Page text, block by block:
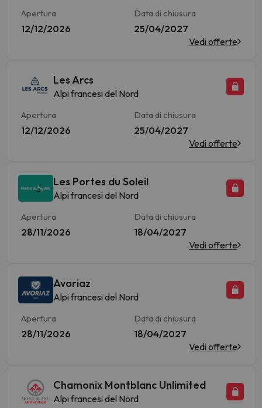
Apertura
12/12/2026
Data di chiusura
25/04/2027
Vedi offerte
Les Arcs
Alpi francesi del Nord
Apertura
12/12/2026
Data di chiusura
25/04/2027
Vedi offerte
Les Portes du Soleil
Alpi francesi del Nord
Apertura
28/11/2026
Data di chiusura
18/04/2027
Vedi offerte
Avoriaz
Alpi francesi del Nord
Apertura
28/11/2026
Data di chiusura
18/04/2027
Vedi offerte
Chamonix Montblanc Unlimited
Alpi francesi del Nord